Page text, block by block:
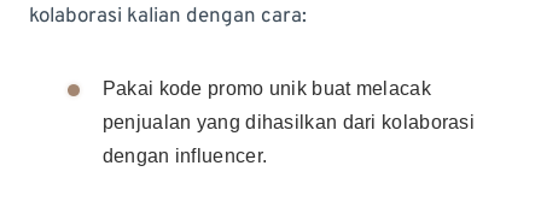
kolaborasi kalian dengan cara:
Pakai kode promo unik buat melacak
penjualan yang dihasilkan dari kolaborasi
dengan influencer.